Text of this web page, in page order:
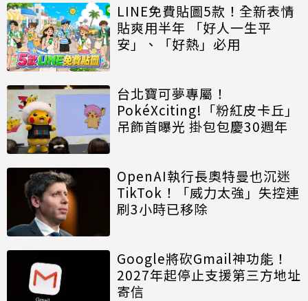
LINE免費貼圖5款！全新表情
貼爽用半年 「好人一生平
安」、「好熱」必用
台北寶可夢專屬！
PokéXciting!「粉紅皮卡丘」
吊飾首曝光 掛包包慶30週年
OpenAI執行長奧特曼也沉迷
TikTok！「威力太強」失控連
刷3小時已移除
Google將砍Gmail神功能！
2027年起停止支援第三方地址
寄信